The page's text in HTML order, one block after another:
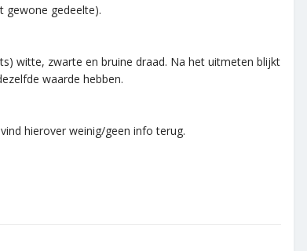
gewone gedeelte).
witte, zwarte en bruine draad. Na het uitmeten blijkt
waarde hebben.
hierover weinig/geen info terug.